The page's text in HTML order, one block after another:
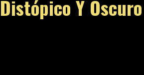
Y Oscuro